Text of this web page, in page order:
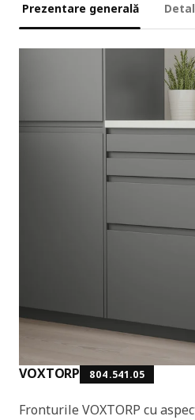
Prezentare generală
VOXTORP 804.541.05
Fronturile VOXTORP cu